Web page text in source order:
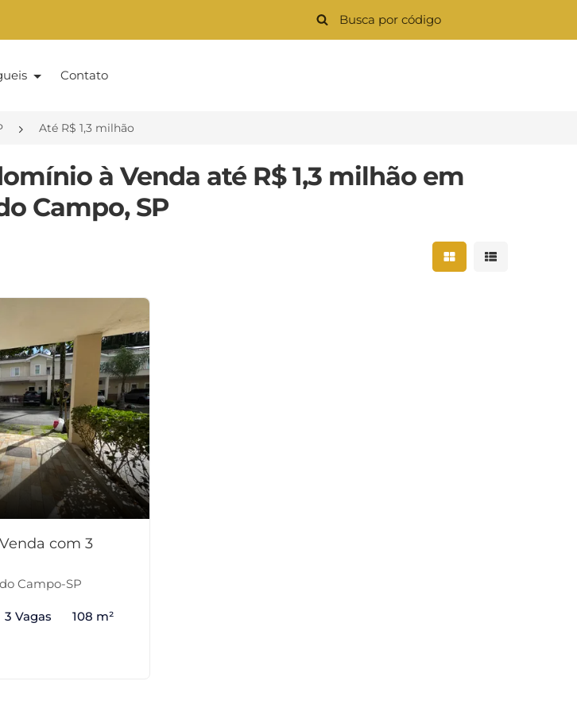
Contato
Até R$ 1,3 milhão
à Venda até R$ 1,3 milhão em
Campo, SP
Mostrar resultados
Mostrar
com 3
Campo-SP
3 Vagas 108 m²